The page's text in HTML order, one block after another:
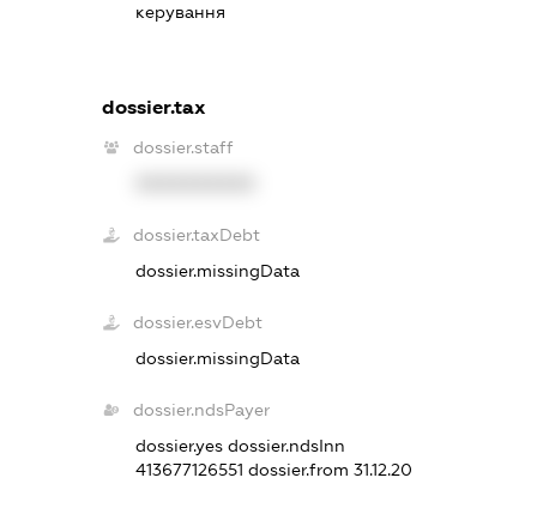
керування
dossier.tax
dossier.staff
dossier.taxDebt
dossier.missingData
dossier.esvDebt
dossier.missingData
dossier.ndsPayer
dossier.yes dossier.ndsInn
413677126551 dossier.from 31.12.20